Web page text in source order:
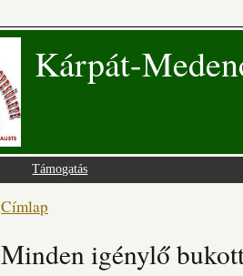
Kárpát-
Támogatás
Jelenlegi hely
Címlap
Minden igénylő